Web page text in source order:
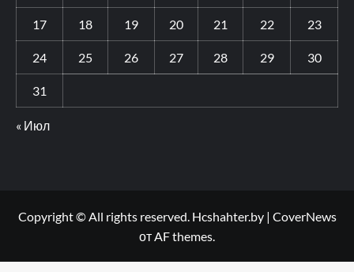
17 18 19 20 21 22 23
24 25 26 27 28 29 30
31
« Июл
Copyright © All rights reserved. Hcshahter.by | CoverNews
от AF themes.